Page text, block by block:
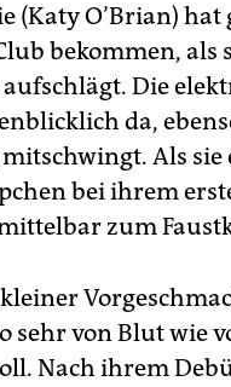
(Katy O’Brian)
bekommen, als
Die
da,
Als
bei ihrem
zum
sehr von Blut wie
Nach ihrem